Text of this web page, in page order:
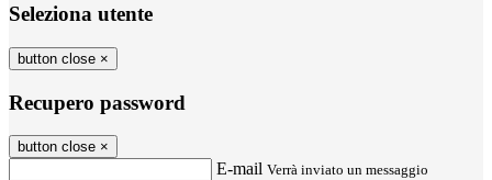
Seleziona utente
button close ×
Recupero password
button close ×
E-mail Verrà inviato un messaggio